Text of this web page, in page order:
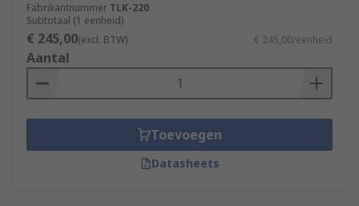
Fabrikantnummer TLK-220
Subtotaal (1 eenheid)
€ 245,00(excl. BTW) € 245,00/eenheid
Aantal
Toevoegen
Datasheets